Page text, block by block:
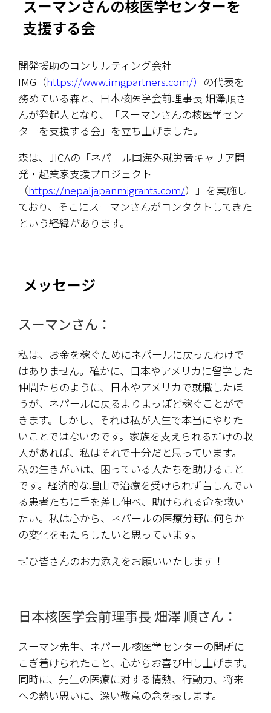
スーマンさんの核医学センターを
支援する会
開発援助のコンサルティング会社
IMG（https://www.imgpartners.com/） の代表を
務めている森と、日本核医学会前理事長 畑澤順さ
んが発起人となり、「スーマンさんの核医学セン
ターを支援する会」を立ち上げました。
森は、JICAの「ネパール国海外就労者キャリア開
発・起業家支援プロジェクト
（https://nepaljapanmigrants.com/）」を実施し
ており、そこにスーマンさんがコンタクトしてきた
という経緯があります。
メッセージ
スーマンさん：
私は、お金を稼ぐためにネパールに戻ったわけで
はありません。確かに、日本やアメリカに留学した
仲間たちのように、日本やアメリカで就職したほ
うが、ネパールに戻るよりよっぽど稼ぐことがで
きます。しかし、それは私が人生で本当にやりた
いことではないのです。家族を支えられるだけの収
入があれば、私はそれで十分だと思っています。
私の生きがいは、困っている人たちを助けること
です。経済的な理由で治療を受けられず苦しんでい
る患者たちに手を差し伸べ、助けられる命を救い
たい。私は心から、ネパールの医療分野に何らか
の変化をもたらしたいと思っています。
ぜひ皆さんのお力添えをお願いいたします！
日本核医学会前理事長 畑澤 順さん：
スーマン先生、ネパール核医学センターの開所に
こぎ着けられたこと、心からお喜び申し上げます。
同時に、先生の医療に対する情熱、行動力、将来
への熱い思いに、深い敬意の念を表します。